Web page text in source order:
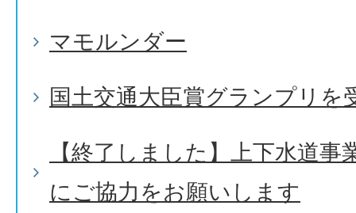
マモルンダー
国土交通大臣賞グランプリを
【終了しました】上下水道
にご協力をお願いします